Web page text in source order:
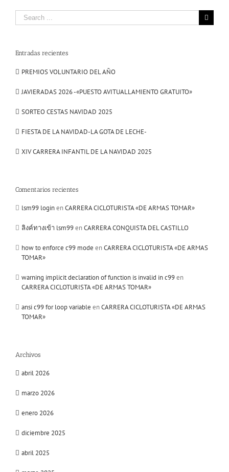
Search
for:
Entradas recientes
PREMIOS VOLUNTARIO DEL AÑO
JAVIERADAS 2026 -«PUESTO AVITUALLAMIENTO GRATUITO»
SORTEO CESTAS NAVIDAD 2025
FIESTA DE LA NAVIDAD-LA GOTA DE LECHE-
XIV CARRERA INFANTIL DE LA NAVIDAD 2025
Comentarios recientes
lsm99 loginenCARRERA CICLOTURISTA «DE ARMAS TOMAR»
ลิงค์ทางเข้า lsm99enCARRERA CONQUISTA DEL CASTILLO
how to enforce c99 mode enCARRERA CICLOTURISTA «DE ARMAS
TOMAR»
warning implicit declaration of function is invalid in c99en
CARRERA CICLOTURISTA «DE ARMAS TOMAR»
ansi c99 for loop variable enCARRERA CICLOTURISTA «DE ARMAS
TOMAR»
Archivos
abril 2026
marzo 2026
enero 2026
diciembre 2025
abril 2025